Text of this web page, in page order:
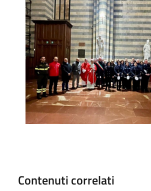
Messa di San Sebastiano in Duomo
Contenuti correlati